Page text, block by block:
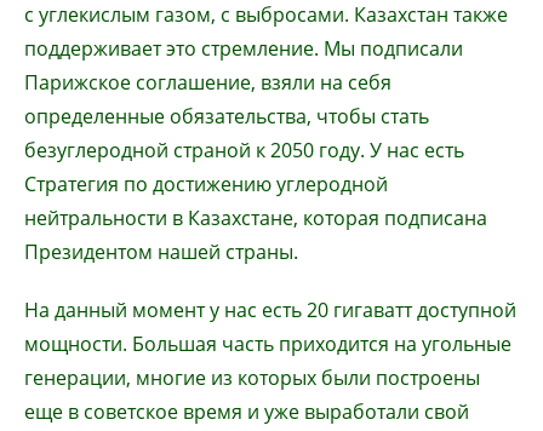
с углекислым газом, с выбросами. Казахстан также
поддерживает это стремление. Мы подписали
Парижское соглашение, взяли на себя
определенные обязательства, чтобы стать
безуглеродной страной к 2050 году. У нас есть
Стратегия по достижению углеродной
нейтральности в Казахстане, которая подписана
Президентом нашей страны.
На данный момент у нас есть 20 гигаватт доступной
мощности. Большая часть приходится на угольные
генерации, многие из которых были построены
еще в советское время и уже выработали свой